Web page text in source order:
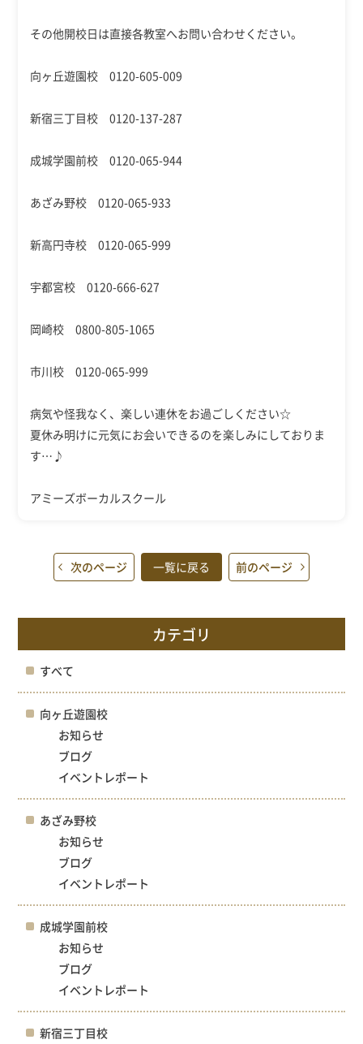
その他開校日は直接各教室へお問い合わせください。
向ヶ丘遊園校 0120-605-009
新宿三丁目校 0120-137-287
成城学園前校 0120-065-944
あざみ野校 0120-065-933
新高円寺校 0120-065-999
宇都宮校 0120-666-627
岡崎校 0800-805-1065
市川校 0120-065-999
病気や怪我なく、楽しい連休をお過ごしください☆
夏休み明けに元気にお会いできるのを楽しみにしておりま
す…♪
アミーズボーカルスクール
次のページ 一覧に戻る 前のページ
カテゴリ
すべて
向ヶ丘遊園校
お知らせ
ブログ
イベントレポート
あざみ野校
お知らせ
ブログ
イベントレポート
成城学園前校
お知らせ
ブログ
イベントレポート
新宿三丁目校